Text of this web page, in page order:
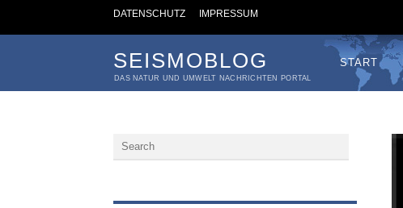
DATENSCHUTZ IMPRESSUM
SEISMOBLOG
DAS NATUR UND UMWELT NACHRICHTEN PORTAL
START